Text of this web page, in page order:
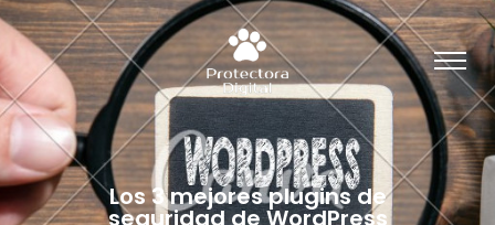
Los 3 mejores plugins de
seguridad de WordPress